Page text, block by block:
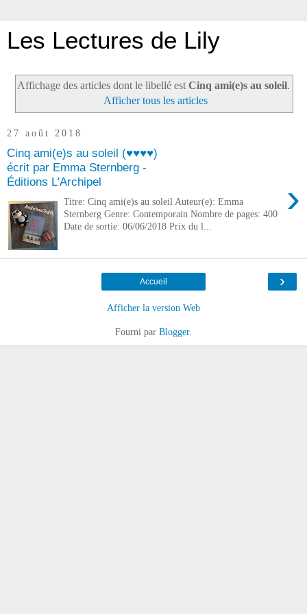
Les Lectures de Lily
Affichage des articles dont le libellé est Cinq ami(e)s au soleil.
Afficher tous les articles
27 août 2018
Cinq ami(e)s au soleil (♥♥♥♥)
écrit par Emma Sternberg -
Éditions L'Archipel
›
Titre: Cinq ami(e)s au soleil Auteur(e): Emma
Sternberg Genre: Contemporain Nombre de pages: 400
Date de sortie: 06/06/2018 Prix du l...
›
Accueil
Afficher la version Web
Fourni par Blogger.